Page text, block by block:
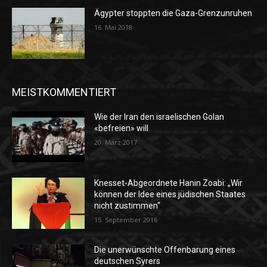
Ägypter stoppten die Gaza-Grenzunruhen
16. Mai 2018
MEISTKOMMENTIERT
Wie der Iran den israelischen Golan
«befreien» will
20. März 2017
Knesset-Abgeordnete Hanin Zoabi: „Wir
können der Idee eines jüdischen Staates
nicht zustimmen“
15. September 2016
Die unerwünschte Offenbarung eines
deutschen Syrers